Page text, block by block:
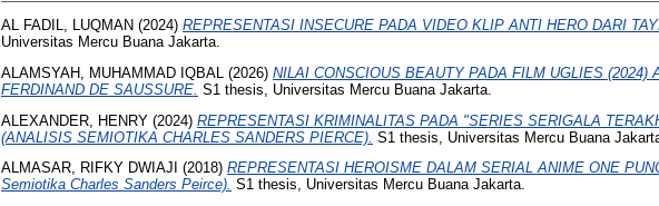
AL FADIL, LUQMAN (2024) REPRESENTASI INSECURE PADA VIDEO KLIP ANTI HERO DARI
Universitas Mercu Buana Jakarta.
ALAMSYAH, MUHAMMAD IQBAL
(2026) NILAI CONSCIOUS BEAUTY PADA FILM UGLIES (2024)
FERDINAND DE SAUSSURE. S1 thesis, Universitas Mercu Buana Jakarta.
ALEXANDER, HENRY (2024) REPRESENTASI KRIMINALITAS PADA "SERIES SERIGALA
(ANALISIS SEMIOTIKA CHARLES SANDERS PIERCE). S1 thesis, Universitas Mercu Buana
ALMASAR, RIFKY DWIAJI (2018) REPRESENTASI HEROISME DALAM SERIAL ANIME ONE
Semiotika Charles Sanders Peirce). S1 thesis, Universitas Mercu Buana Jakarta.